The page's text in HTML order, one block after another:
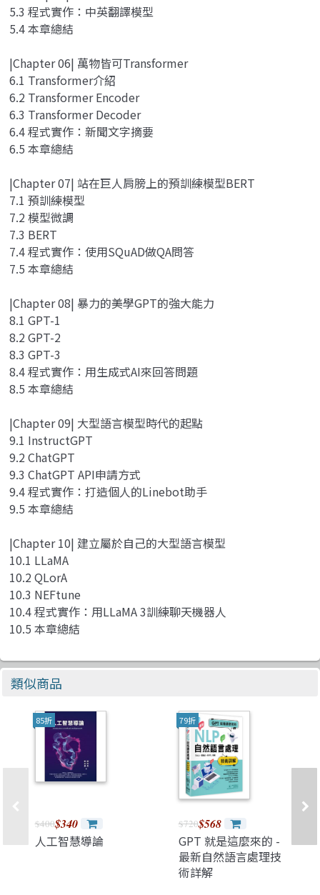
5.3 程式實作：中英翻譯模型
5.4 本章總結
|Chapter 06| 萬物皆可Transformer
6.1 Transformer介紹
6.2 Transformer Encoder
6.3 Transformer Decoder
6.4 程式實作：新聞文字摘要
6.5 本章總結
|Chapter 07| 站在巨人肩膀上的預訓練模型BERT
7.1 預訓練模型
7.2 模型微調
7.3 BERT
7.4 程式實作：使用SQuAD做QA問答
7.5 本章總結
|Chapter 08| 暴力的美學GPT的強大能力
8.1 GPT-1
8.2 GPT-2
8.3 GPT-3
8.4 程式實作：用生成式AI來回答問題
8.5 本章總結
|Chapter 09| 大型語言模型時代的起點
9.1 InstructGPT
9.2 ChatGPT
9.3 ChatGPT API申請方式
9.4 程式實作：打造個人的Linebot助手
9.5 本章總結
|Chapter 10| 建立屬於自己的大型語言模型
10.1 LLaMA
10.2 QLorA
10.3 NEFtune
10.4 程式實作：用LLaMA 3訓練聊天機器人
10.5 本章總結
類似商品
85折
$400$340
人工智慧導論
79折
$720$568
GPT 就是這麼來的 -
最新自然語言處理技
術詳解